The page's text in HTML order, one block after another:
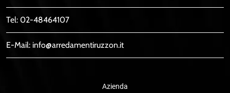
Tel: 02-48464107
E-Mail: info@arredamentiruzzon.it
Azienda